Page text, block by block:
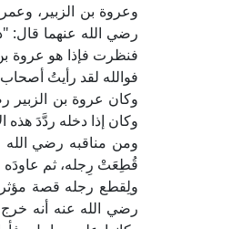
وعروة بن الزبير،
رضي الله عنهما قال:
فنظرت فإذا هو عروة
فوالله لقد رأيتُ
وكان عروة بن الزبير
وكان إذا دخله ردَّدَ هذه
ومن مناقبه رضي الله
قُطِعَتْ رِجله، ثم عاودَه
ولِقطع رجله قصة
رضي الله عنه أنه